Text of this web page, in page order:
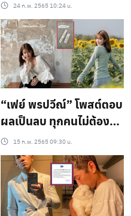
24 ก.พ. 2565 10:24 น.
“เฟย์ พรปวีณ์​” โพสต์​ต​อบ​
ผลเป็นลบ​ ทุกคนไม่ต้อง
เป็นห่วง!!
15 ก.พ. 2565 09:30 น.